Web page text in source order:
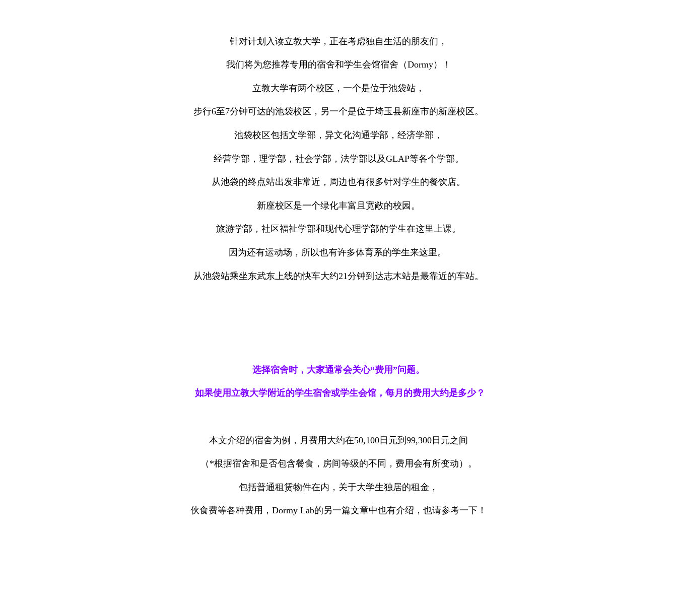
针对计划入读立教大学，正在考虑独自生活的朋友们，
我们将为您推荐专用的宿舍和学生会馆宿舍（Dormy）！
立教大学有两个校区，一个是位于池袋站，
步行6至7分钟可达的池袋校区，另一个是位于埼玉县新座市的新座校区。
池袋校区包括文学部，异文化沟通学部，经济学部，
经营学部，理学部，社会学部，法学部以及GLAP等各个学部。
从池袋的终点站出发非常近，周边也有很多针对学生的餐饮店。
新座校区是一个绿化丰富且宽敞的校园。
旅游学部，社区福祉学部和现代心理学部的学生在这里上课。
因为还有运动场，所以也有许多体育系的学生来这里。
从池袋站乘坐东武东上线的快车大约21分钟到达志木站是最靠近的车站。
选择宿舍时，大家通常会关心“费用”问题。
如果使用立教大学附近的学生宿舍或学生会馆，每月的费用大约是多少？
本文介绍的宿舍为例，月费用大约在50,100日元到99,300日元之间
（*根据宿舍和是否包含餐食，房间等级的不同，费用会有所变动）。
包括普通租赁物件在内，关于大学生独居的租金，
伙食费等各种费用，Dormy Lab的另一篇文章中也有介绍，也请参考一下！